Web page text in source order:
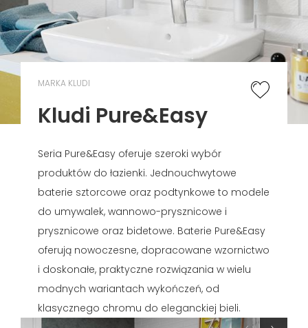
MARKA KLUDI
Kludi Pure&Easy
Seria Pure&Easy oferuje szeroki wybór
produktów do łazienki. Jednouchwytowe
baterie sztorcowe oraz podtynkowe to modele
do umywalek, wannowo-prysznicowe i
prysznicowe oraz bidetowe. Baterie Pure&Easy
oferują nowoczesne, dopracowane wzornictwo
i doskonałe, praktyczne rozwiązania w wielu
modnych wariantach wykończeń, od
klasycznego chromu do eleganckiej bieli.